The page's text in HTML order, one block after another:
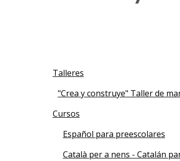
Talleres
"Crea y construye" Taller de
Cursos
Español para preescolares
Català per a nens - Catalán